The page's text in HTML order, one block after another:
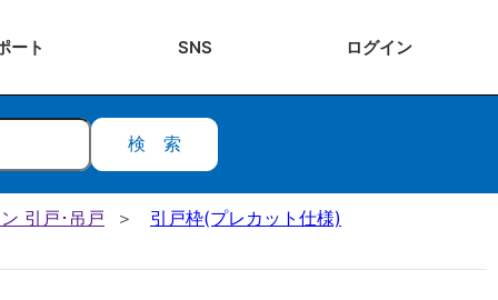
ート SNS ログイン
検索
引戸･吊戸 引戸枠(プレカット仕様)